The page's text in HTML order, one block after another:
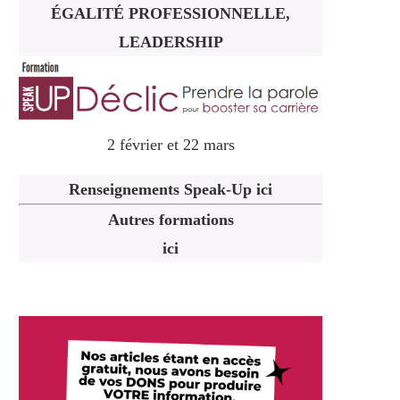
ÉGALITÉ PROFESSIONNELLE,
LEADERSHIP
2 février et 22 mars
Renseignements Speak-Up ici
Autres formations
ici